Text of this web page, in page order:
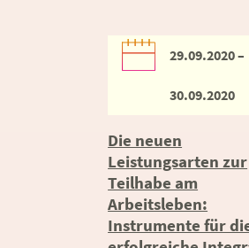
29.09.2020 –
30.09.2020
Die neuen
Leistungsarten zur
Teilhabe am
Arbeitsleben:
Instrumente für